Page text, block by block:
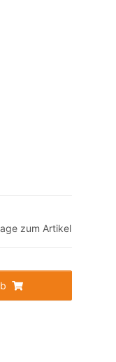
zum Artikel